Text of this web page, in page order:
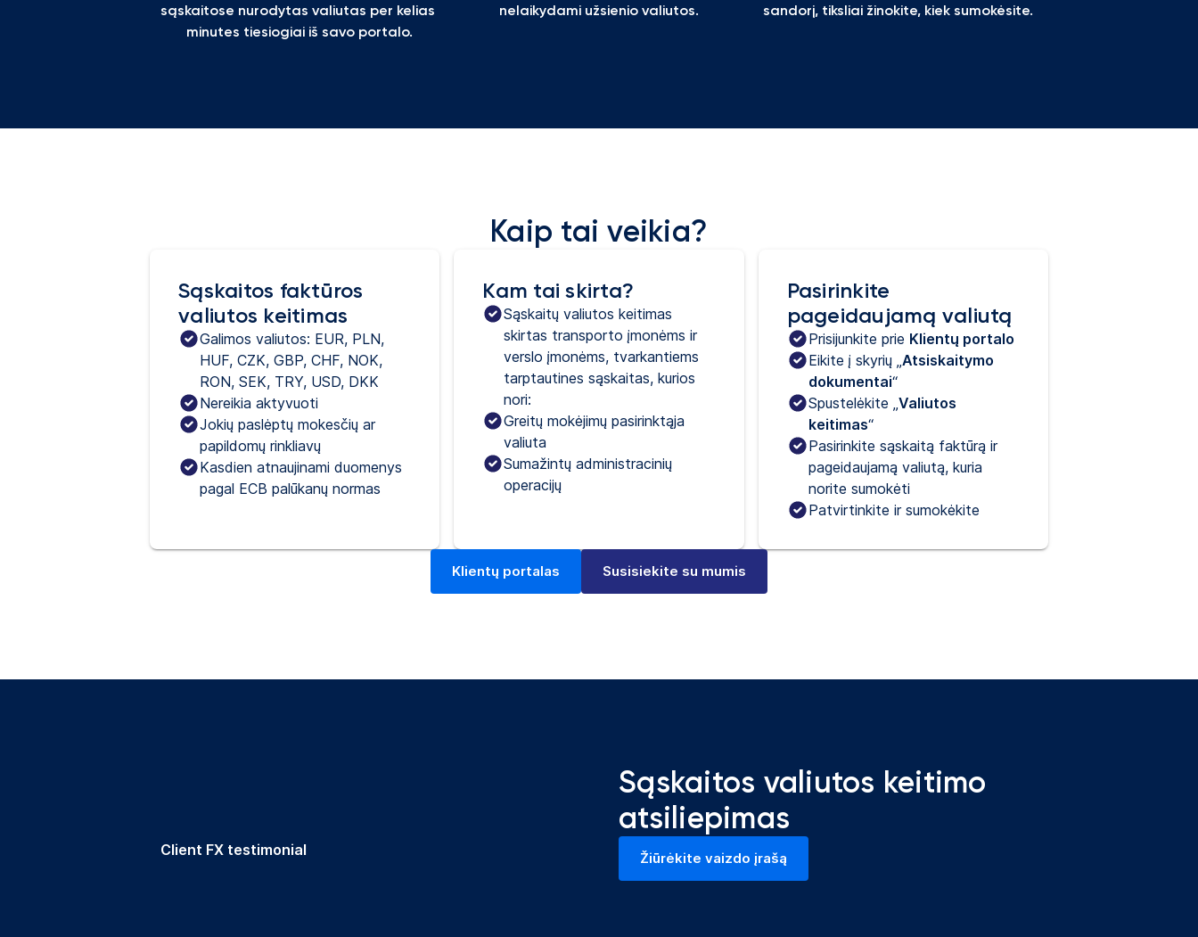
sąskaitose nurodytas valiutas per kelias
minutes tiesiogiai iš savo portalo.
nelaikydami užsienio valiutos.
sandorį, tiksliai žinokite, kiek sumokėsite.
Kaip tai veikia?
Sąskaitos faktūros
valiutos keitimas
Galimos valiutos: EUR, PLN,
HUF, CZK, GBP, CHF, NOK,
RON, SEK, TRY, USD, DKK
Nereikia aktyvuoti
Jokių paslėptų mokesčių ar
papildomų rinkliavų
Kasdien atnaujinami duomenys
pagal ECB palūkanų normas
Kam tai skirta?
Sąskaitų valiutos keitimas
skirtas transporto įmonėms ir
verslo įmonėms, tvarkantiems
tarptautines sąskaitas, kurios
nori:
Greitų mokėjimų pasirinktąja
valiuta
Sumažintų administracinių
operacijų
Pasirinkite
pageidaujamą valiutą
Prisijunkite prie Klientų portalo
Eikite į skyrių „ Atsiskaitymo
dokumentai“
Spustelėkite „ Valiutos
keitimas“
Pasirinkite sąskaitą faktūrą ir
pageidaujamą valiutą, kuria
norite sumokėti
Patvirtinkite ir sumokėkite
Klientų portalas
Susisiekite su mumis
Client FX testimonial
Sąskaitos valiutos keitimo
atsiliepimas
Žiūrėkite vaizdo įrašą